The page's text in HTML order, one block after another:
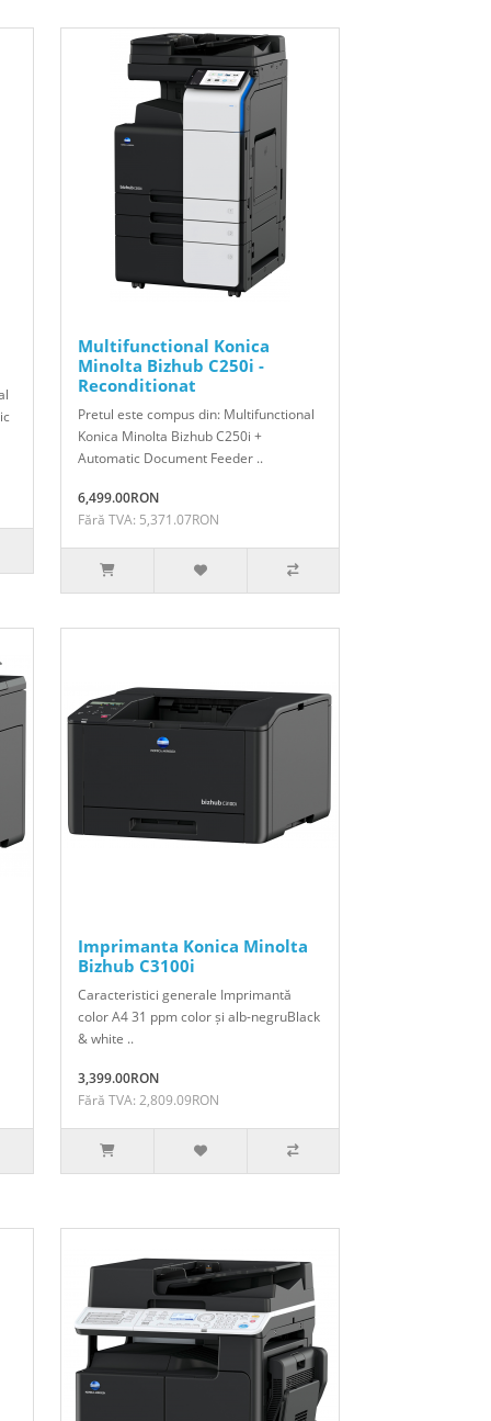
Multifunctional Konica
Minolta Bizhub C250i -
Reconditionat
Pretul este compus din: Multifunctional
Konica Minolta Bizhub C250i +
Automatic Document Feeder ..
6,499.00RON
Fără TVA: 5,371.07RON
Imprimanta Konica Minolta
Bizhub C3100i
Caracteristici generale Imprimantă
color A4 31 ppm color și alb-negruBlack
& white ..
3,399.00RON
Fără TVA: 2,809.09RON